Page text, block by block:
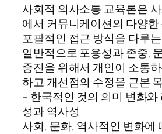
사회적 의사소통 교육론은
에서 커뮤니케이션의 다양
포괄적인 접근 방식을 다루
일반적으로 포용성과 존중,
증진을 위해서 개인이 소통
하고 개선점의 수정을 근본
– 한국적인 것의 의미 변화와
성과 역사성
사회, 문화, 역사적인 변화에